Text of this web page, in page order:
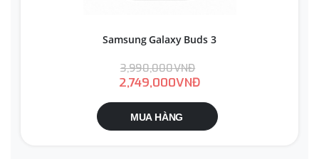
Samsung Galaxy Buds 3
3,990,000VNĐ
2,749,000VNĐ
MUA HÀNG